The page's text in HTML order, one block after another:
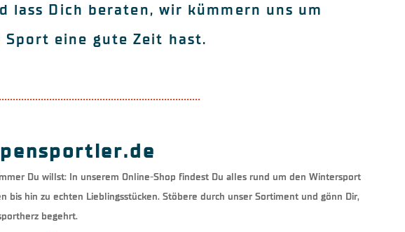
Dich beraten, wir kümmern uns um
Sport eine gute Zeit hast.
Du willst: In unserem Online-Shop findest Du alles rund um den Wintersport
bis hin zu echten Lieblingsstücken. Stöbere durch unser Sortiment und gönn Dir,
begehrt.